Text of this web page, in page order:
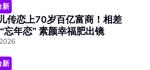
新
传恋上70岁百亿富商！相差
23岁“忘年恋” 素颜幸福肥出镜
新